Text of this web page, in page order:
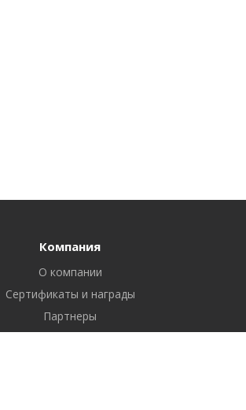
Компания
О компании
Сертификаты и награды
Партнеры